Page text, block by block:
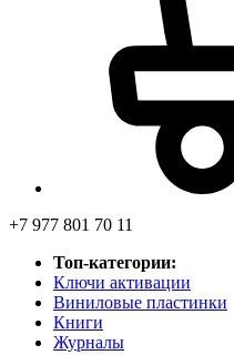
+7 977 801 70 11
Топ-категории:
Ключи активации
Виниловые пластинки
Книги
Журналы